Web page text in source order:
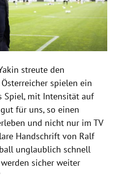
streute den
spielen ein
Spiel, mit Intensität auf
für uns, so einen
und nicht nur im TV
Handschrift von Ralf
unglaublich schnell
sicher weiter